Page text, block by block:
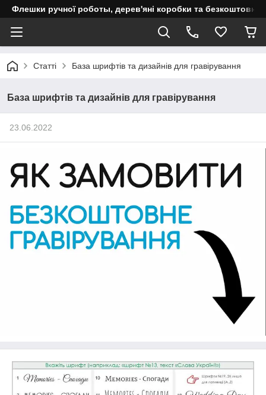
Флешки ручної роботы, дерев'яні коробки та безкоштовне
Статті База шрифтів та дизайнів для гравірування
База шрифтів та дизайнів для гравірування
23.06.2022